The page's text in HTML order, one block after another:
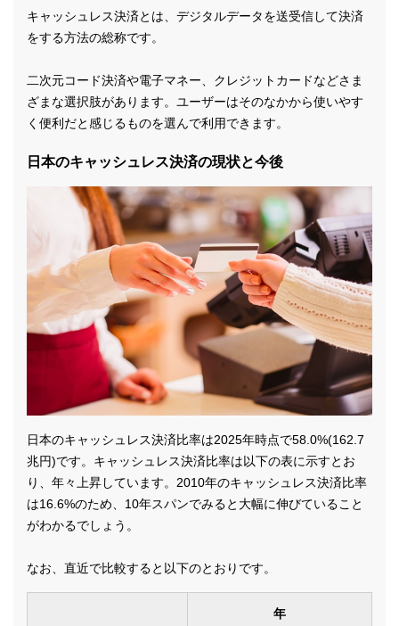
キャッシュレス決済とは、デジタルデータを送受信して決済
をする方法の総称です。
二次元コード決済や電子マネー、クレジットカードなどさま
ざまな選択肢があります。ユーザーはそのなかから使いやす
く便利だと感じるものを選んで利用できます。
日本のキャッシュレス決済の現状と今後
日本のキャッシュレス決済比率は2025年時点で58.0%(162.7
兆円)です。キャッシュレス決済比率は以下の表に示すとお
り、年々上昇しています。2010年のキャッシュレス決済比率
は16.6%のため、10年スパンでみると大幅に伸びていること
がわかるでしょう。
なお、直近で比較すると以下のとおりです。
年